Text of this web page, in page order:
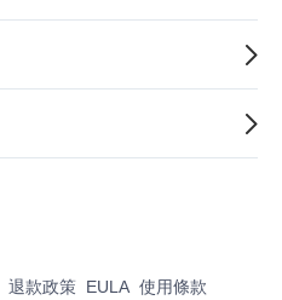
退款政策 EULA 使用條款